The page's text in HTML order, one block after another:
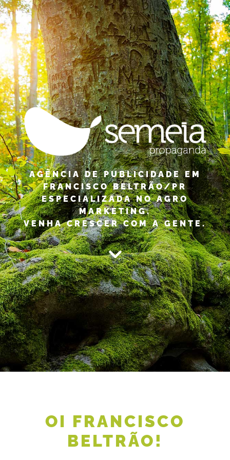
AGÊNCIA DE PUBLICIDADE EM
FRANCISCO BELTRÃO/PR
ESPECIALIZADA NO AGRO
MARKETING.
VENHA CRESCER COM A GENTE.
OI FRANCISCO
BELTRÃO!